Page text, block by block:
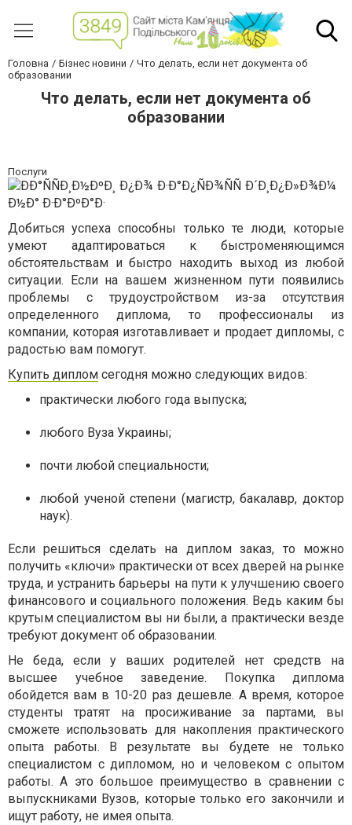
Головна Бізнес новини
Что делать, если нет документа об
образовании
Что делать, если нет документа об
образовании
Послуги
Добиться успеха способны только те люди, которые
умеют адаптироваться к быстроменяющимся
обстоятельствам и быстро находить выход из любой
ситуации. Если на вашем жизненном пути появились
проблемы с трудоустройством из-за отсутствия
определенного диплома, то профессионалы из
компании, которая изготавливает и продает дипломы, с
радостью вам помогут.
Купить диплом сегодня можно следующих видов:
практически любого года выпуска;
любого Вуза Украины;
почти любой специальности;
любой ученой степени (магистр, бакалавр, доктор
наук).
Если решиться сделать на диплом заказ, то можно
получить «ключи» практически от всех дверей на рынке
труда, и устранить барьеры на пути к улучшению своего
финансового и социального положения. Ведь каким бы
крутым специалистом вы ни были, а практически везде
требуют документ об образовании.
Не беда, если у ваших родителей нет средств на
высшее учебное заведение. Покупка диплома
обойдется вам в 10-20 раз дешевле. А время, которое
студенты тратят на просиживание за партами, вы
сможете использовать для накопления практического
опыта работы. В результате вы будете не только
специалистом с дипломом, но и человеком с опытом
работы. А это большое преимущество в сравнении с
выпускниками Вузов, которые только его закончили и
ищут работу, не имея опыта.